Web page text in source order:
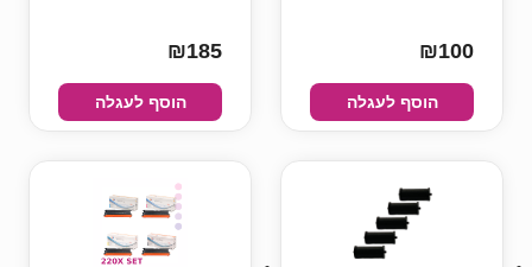
₪100
הוסף לעגלה
₪185
הוסף לעגלה